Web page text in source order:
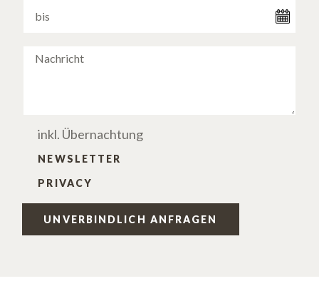
inkl. Übernachtung
NEWSLETTER
PRIVACY
UNVERBINDLICH ANFRAGEN